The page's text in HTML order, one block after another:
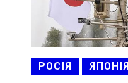
РОСІЯ ЯПОНІЯ